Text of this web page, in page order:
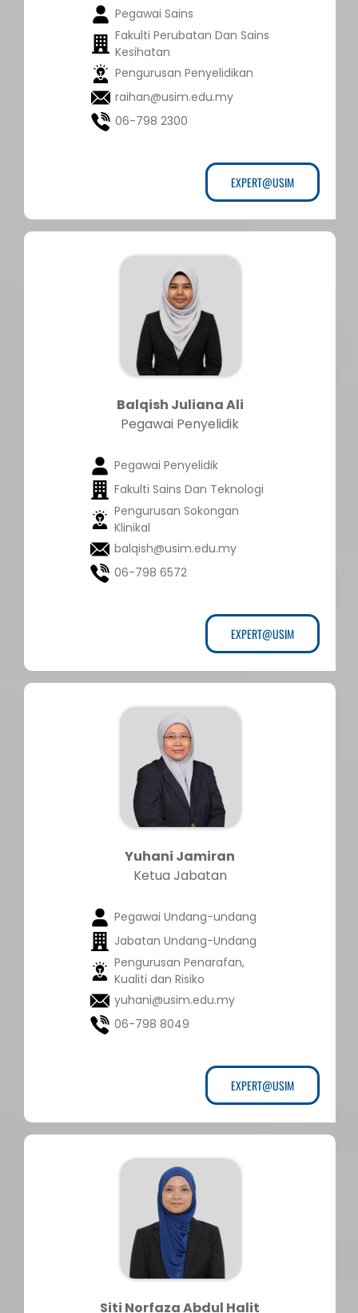
Pegawai Sains
Fakulti Perubatan Dan Sains
Kesihatan
Pengurusan Penyelidikan
raihan@usim.edu.my
06-798 2300
EXPERT@USIM
Balqish Juliana Ali
Pegawai Penyelidik
Pegawai Penyelidik
Fakulti Sains Dan Teknologi
Pengurusan Sokongan
Klinikal
balqish@usim.edu.my
06-798 6572
EXPERT@USIM
Yuhani Jamiran
Ketua Jabatan
Pegawai Undang-undang
Jabatan Undang-Undang
Pengurusan Penarafan,
Kualiti dan Risiko
yuhani@usim.edu.my
06-798 8049
EXPERT@USIM
Siti Norfaza Abdul Halit